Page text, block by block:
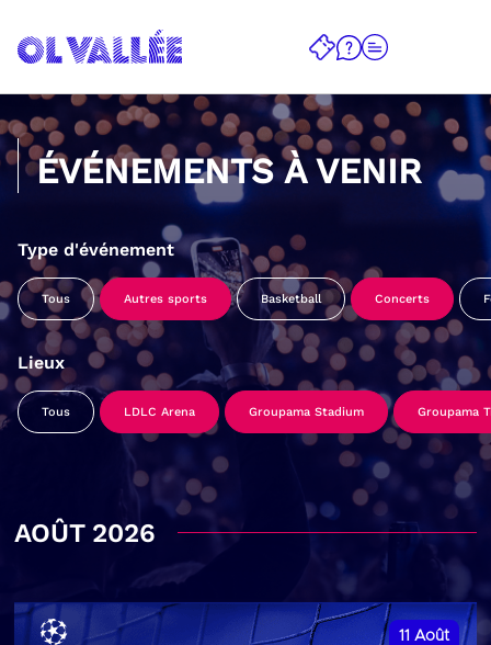
ÉVÉNEMENTS À VENIR
Type d'événement
Tous Autres sports Basketball Concerts
Lieux
Tous LDLC Arena Groupama Stadium Groupama
AOÛT 2026
11 Août